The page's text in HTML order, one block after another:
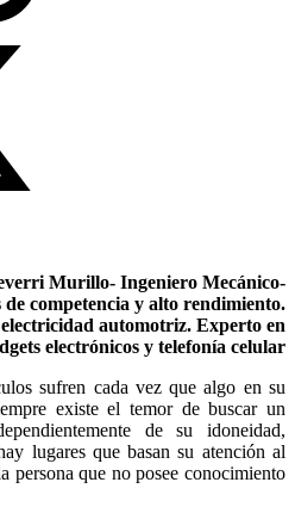
Murillo- Ingeniero Mecánico-
de competencia y alto rendimiento.
automotriz. Experto en
electrónicos y telefonía celular
sufren cada vez que algo en su
existe el temor de buscar un
de su idoneidad,
lugares que basan su atención al
persona que no posee conocimiento